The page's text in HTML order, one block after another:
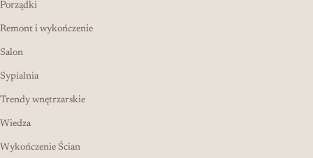
Porządki
Remont i wykończenie
Salon
Sypialnia
Trendy wnętrzarskie
Wiedza
Wykończenie Ścian